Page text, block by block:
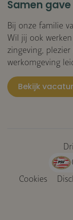
Samen
Bij onze familie
Wil jij ook
zingeving,
werkomgeving
Bekijk
Cookies